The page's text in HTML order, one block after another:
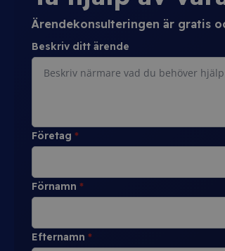
Ärendekonsulteringen är gratis
Beskriv ditt ärende
Företag *
Förnamn *
Efternamn *